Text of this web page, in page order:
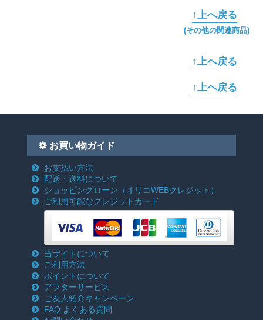
↑上へ戻る
(その他の関連商品)
↑上へ戻る
↑上へ戻る
お買い物ガイド
お支払い方法
配送・送料について
ショッピングローン （オリコWEBクレジット）
ご利用可能なクレジットカード
当サイトについて
ご利用方法
ポイントについて
アフターサービス
ご友人紹介キャンペーン
FAQ よくある質問